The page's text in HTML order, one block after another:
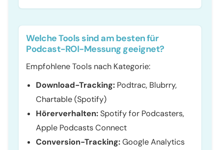
Welche Tools sind am besten für
Podcast-ROI-Messung geeignet?
Empfohlene Tools nach Kategorie:
Download-Tracking: Podtrac, Blubrry,
Chartable (Spotify)
Hörerverhalten:Spotify for Podcasters,
Apple Podcasts Connect
Conversion-Tracking:Google Analytics